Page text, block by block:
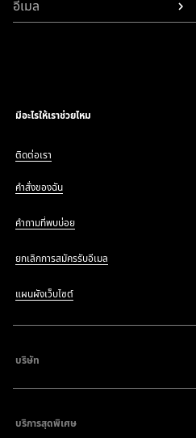
อีเมล
มีอะไรให้เราช่วยไหม
ติดต่อเรา
คำสั่งของฉัน
คำถามที่พบบ่อย
ยกเลิกการสมัครรับอีเมล
แผนผังเว็บไซต์
บริษัท
บริการสุดพิเศษ